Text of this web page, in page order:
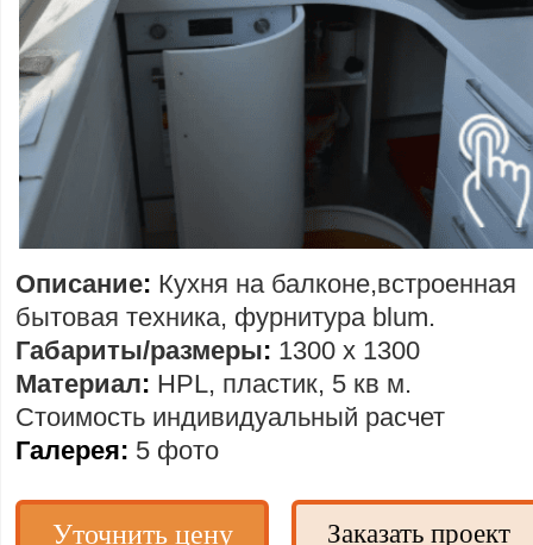
Уточнить цену
Описание: Кухня на балконе,встроенная
бытовая техника, фурнитура blum.
Габариты/размеры: 1300 х 1300
Материал: HPL, пластик, 5 кв м.
Стоимость индивидуальный расчет
Галерея: 5 фото
Заказать проект